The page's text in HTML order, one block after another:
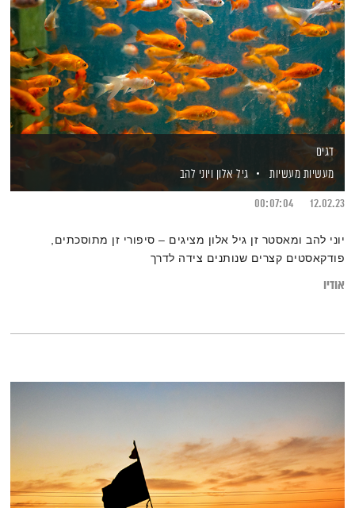
דגים
מעשיות מעשיות
גיל אלון ויוני להב
12.02.23
00:07:04
יוני להב ומאסטר זן גיל אלון מציגים – סיפורי זן מתוסכתים,
פודקאסטים קצרים שנותנים צידה לדרך
אודיו